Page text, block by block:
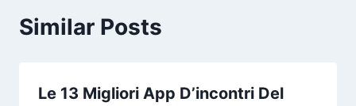
Similar Posts
Le 13 Migliori App D’incontri Del